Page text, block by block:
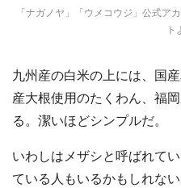
「ナガノヤ」「ウメコウジ」公式ア
ト
九州産の白米の上には、国
産大根使用のたくわん、福
る。潔いほどシンプルだ。
いわしはメザシと呼ばれて
ている人もいるかもしれな